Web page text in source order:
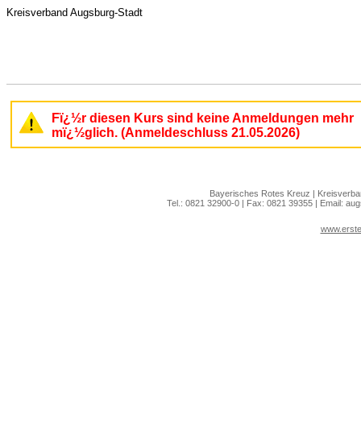
Kreisverband Augsburg-Stadt
Fï¿½r diesen Kurs sind keine Anmeldungen mehr
mï¿½glich. (Anmeldeschluss 21.05.2026)
Bayerisches Rotes Kreuz |
Tel.: 0821 32900-0 | Fax: 0821 39355 | Email: